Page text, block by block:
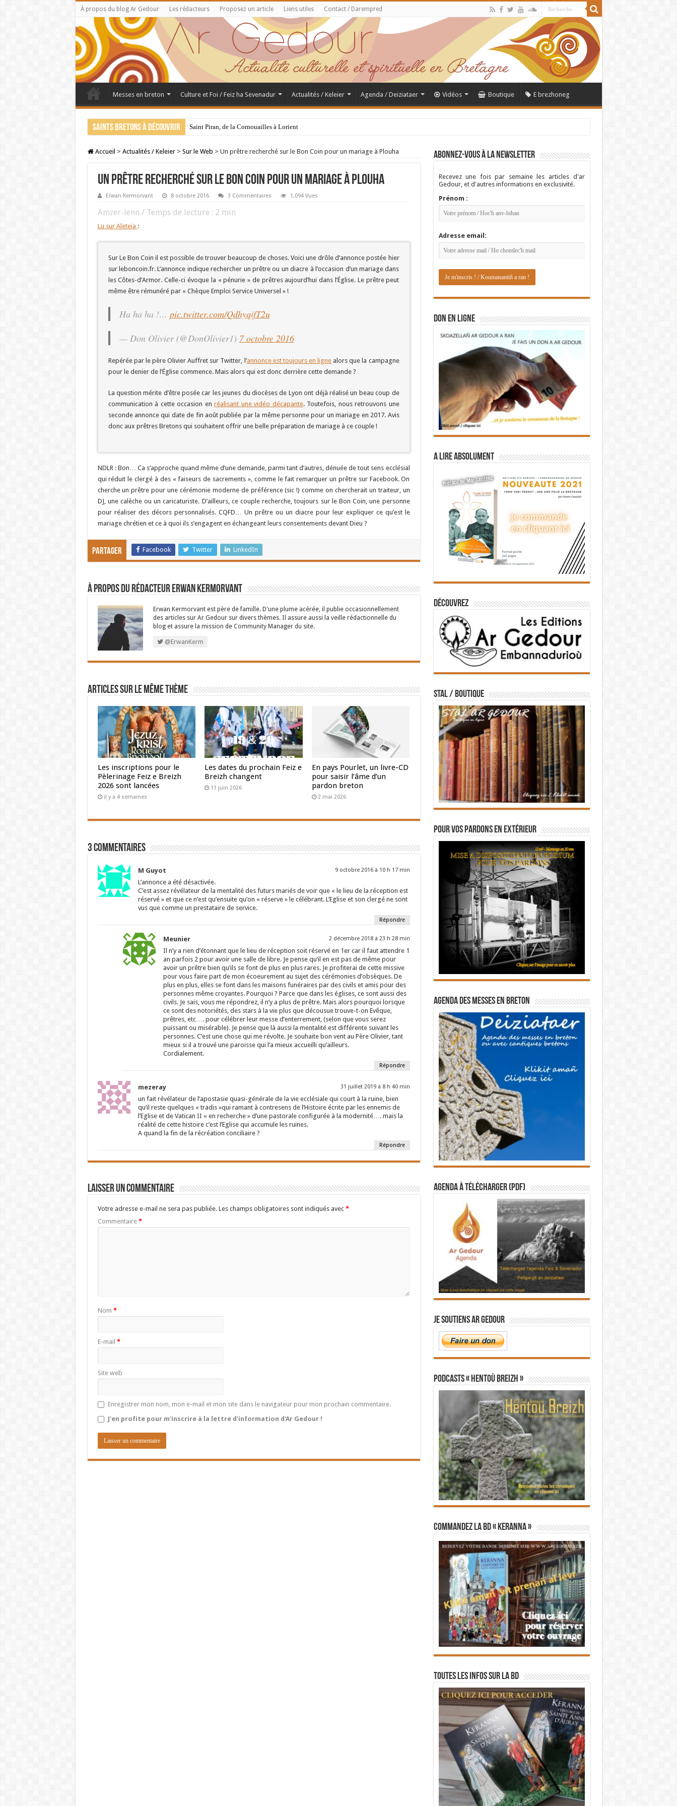
À propos du blog Ar Gedour Les rédacteurs Proposez un article Liens utiles Contact / Darempred
Messes en breton Culture et Foi / Feiz ha Sevenadur Actualités / Keleier Agenda / Deiziataer Vidéos Boutique E brezhoneg
Saints bretons à découvrir Saint Piran, de la Cornouailles à Lorient
Accueil > Actualités / Keleier > Sur le Web > Un prêtre recherché sur le Bon Coin pour un mariage à Plouha
Un prêtre recherché sur le Bon Coin pour un mariage à Plouha
Erwan Kermorvant 8 octobre 2016 3 Commentaires 1,094 Vues
Amzer-lenn / Temps de lecture : 2 min
Lu sur Aleteia :
Sur Le Bon Coin il est possible de trouver beaucoup de choses. Voici une drôle d’annonce postée hier
sur leboncoin.fr. L’annonce indique rechercher un prêtre ou un diacre à l’occasion d’un mariage dans
les Côtes-d’Armor. Celle-ci évoque la « pénurie » de prêtres aujourd’hui dans l’Église. Le prêtre peut
même être rémunéré par « Chèque Emploi Service Universel » !
Ha ha ha !… pic.twitter.com/QdhyqifT2u
— Don Olivier (@DonOlivier1) 7 octobre 2016
Repérée par le père Olivier Auffret sur Twitter, l’annonce est toujours en ligne alors que la campagne
pour le denier de l’Église commence. Mais alors qui est donc derrière cette demande ?
La question mérite d’être posée car les jeunes du diocèses de Lyon ont déjà réalisé un beau coup de
communication à cette occasion en réalisant une vidéo décapante. Toutefois, nous retrouvons une
seconde annonce qui date de fin août publiée par la même personne pour un mariage en 2017. Avis
donc aux prêtres Bretons qui souhaitent offrir une belle préparation de mariage à ce couple !
NDLR : Bon… Ca s’approche quand même d’une demande, parmi tant d’autres, dénuée de tout sens ecclésial
qui réduit le clergé à des « faiseurs de sacrements », comme le fait remarquer un prêtre sur Facebook. On
cherche un prêtre pour une cérémonie moderne de préférence (sic !) comme on chercherait un traiteur, un
DJ, une calèche ou un caricaturiste. D’ailleurs, ce couple recherche, toujours sur le Bon Coin, une personne
pour réaliser des décors personnalisés. CQFD… Un prêtre ou un diacre pour leur expliquer ce qu’est le
mariage chrétien et ce à quoi ils s’engagent en échangeant leurs consentements devant Dieu ?
Partager Facebook Twitter LinkedIn
À propos du rédacteur Erwan Kermorvant
Erwan Kermorvant est père de famille. D'une plume acérée, il publie occasionnellement
des articles sur Ar Gedour sur divers thèmes. Il assure aussi la veille rédactionnelle du
blog et assure la mission de Community Manager du site.
@ErwanKerm
Articles sur le même thème
Les inscriptions pour le
Pèlerinage Feiz e Breizh
2026 sont lancées
il y a 4 semaines
Les dates du prochain Feiz e
Breizh changent
11 juin 2026
En pays Pourlet, un livre-CD
pour saisir l’âme d’un
pardon breton
2 mai 2026
3 Commentaires
M Guyot 9 octobre 2016 à 10 h 17 min
L’annonce a été désactivée.
C’est assez révélateur de la mentalité des futurs mariés de voir que « le lieu de la réception est
réservé » et que ce n’est qu’ensuite qu’on « réserve » le célébrant. L’Eglise et son clergé ne sont
vus que comme un prestataire de service.
Répondre
Meunier 2 décembre 2018 à 23 h 28 min
Il n’y a rien d’étonnant que le lieu de réception soit réservé en 1er car il faut attendre 1
an parfois 2 pour avoir une salle de libre. Je pense qu’il en est pas de même pour
avoir un prêtre bien qu’ils se font de plus en plus rares. Je profiterai de cette missive
pour vous faire part de mon écoeurement au sujet des cérémonies d’obsèques. De
plus en plus, elles se font dans les maisons funéraires par des civils et amis pour des
personnes même croyantes. Pourquoi ? Parce que dans les églises, ce sont aussi des
civils. Je sais, vous me répondrez, il n’y a plus de prêtre. Mais alors pourquoi lorsque
ce sont des notoriétés, des stars à la vie plus que décousue trouve-t-on Evêque,
prêtres, etc…. pour célébrer leur messe d’enterrement, (selon que vous serez
puissant ou misérable). Je pense que là aussi la mentalité est différente suivant les
personnes. C’est une chose qui me révolte. Je souhaite bon vent au Père Olivier, tant
mieux si il a trouvé une paroisse qui l’a mieux accueilli qu’ailleurs.
Cordialement.
Répondre
mezeray 31 juillet 2019 à 8 h 40 min
un fait révélateur de l’apostasie quasi-générale de la vie ecclésiale qui court à la ruine, bien
qu’il reste quelques « tradis »qui ramant à contresens de l’Histoire écrite par les ennemis de
l’Eglise et de Vatican II « en recherche » d’une pastorale configurée à la modernité…. mais la
réalité de cette histoire c’est l’Eglise qui accumule les ruines.
A quand la fin de la récréation conciliaire ?
Répondre
Laisser un commentaire
Votre adresse e-mail ne sera pas publiée. Les champs obligatoires sont indiqués avec *
Commentaire *
Nom *
E-mail *
Site web
Enregistrer mon nom, mon e-mail et mon site dans le navigateur pour mon prochain commentaire.
J'en profite pour m'inscrire à la lettre d'information d'Ar Gedour !
Abonnez-vous à la newsletter
Recevez une fois par semaine les articles d'ar
Gedour, et d'autres informations en exclusivité.
Prénom :
Adresse email:
DON EN LIGNE
A lire absolument
Découvrez
STAL / BOUTIQUE
Pour vos pardons en extérieur
Agenda des messes en breton
Agenda à télécharger (PDF)
Je soutiens Ar Gedour
PODCASTS « Hentoù Breizh »
Commandez la BD « Keranna »
Toutes les infos sur la BD